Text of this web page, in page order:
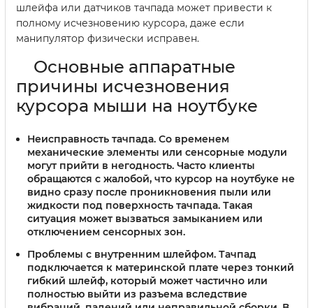
шлейфа или датчиков тачпада может привести к
полному исчезновению курсора, даже если
манипулятор физически исправен.
Основные аппаратные
причины исчезновения
курсора мыши на ноутбуке
Неисправность тачпада. Со временем
механические элементы или сенсорные модули
могут прийти в негодность. Часто клиенты
обращаются с жалобой, что курсор на ноутбуке не
видно сразу после проникновения пыли или
жидкости под поверхность тачпада. Такая
ситуация может вызваться замыканием или
отключением сенсорных зон.
Проблемы с внутренним шлейфом. Тачпад
подключается к материнской плате через тонкий
гибкий шлейф, который может частично или
полностью выйти из разъема вследствие